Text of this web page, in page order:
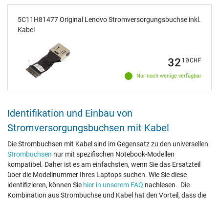
5C11H81477 Original Lenovo Stromversorgungsbuchse inkl.
Kabel
Nur noch wenige verfügbar
3210CHF
Identifikation und Einbau von
Stromversorgungsbuchsen mit Kabel
Die Strombuchsen mit Kabel sind im Gegensatz zu den universellen
Strombuchsen nur mit spezifischen Notebook-Modellen
kompatibel. Daher ist es am einfachsten, wenn Sie das Ersatzteil
über die Modellnummer Ihres Laptops suchen. Wie Sie diese
identifizieren, können Sie hier in unserem FAQ nachlesen. Die
Kombination aus Strombuchse und Kabel hat den Vorteil, dass die